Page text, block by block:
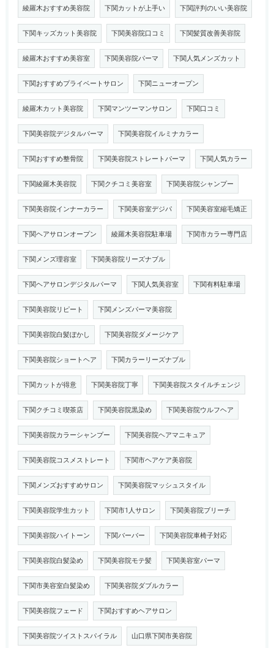
綾羅木おすすめ美容院 下関カットが上手い 下関評判のいい美容院
下関キッズカット美容院 下関美容院口コミ 下関髪質改善美容院
綾羅木おすすめ美容室 下関美容院パーマ 下関人気メンズカット
下関おすすめプライベートサロン 下関ニューオープン
綾羅木カット美容院 下関マンツーマンサロン 下関口コミ
下関美容院デジタルパーマ 下関美容院イルミナカラー
下関おすすめ整骨院 下関美容院ストレートパーマ 下関人気カラー
下関綾羅木美容院 下関クチコミ美容室 下関美容院シャンプー
下関美容院インナーカラー 下関美容室デジパ 下関美容室縮毛矯正
下関ヘアサロンオープン 綾羅木美容院駐車場 下関市カラー専門店
下関メンズ理容室 下関美容院リーズナブル
下関ヘアサロンデジタルパーマ 下関人気美容室 下関有料駐車場
下関美容院リピート 下関メンズパーマ美容院
下関美容院白髪ぼかし 下関美容院ダメージケア
下関美容院ショートヘア 下関カラーリーズナブル
下関カットが得意 下関美容院丁寧 下関美容院スタイルチェンジ
下関クチコミ喫茶店 下関美容院黒染め 下関美容院ウルフヘア
下関美容院カラーシャンプー 下関美容院ヘアマニキュア
下関美容院コスメストレート 下関市ヘアケア美容院
下関メンズおすすめサロン 下関美容院マッシュスタイル
下関美容院学生カット 下関市1人サロン 下関美容院ブリーチ
下関美容院ハイトーン 下関バーバー 下関美容院車椅子対応
下関美容院白髪染め 下関美容院モテ髪 下関美容室パーマ
下関市美容室白髪染め 下関美容院ダブルカラー
下関美容院フェード 下関おすすめヘアサロン
下関美容院ツイストスパイラル 山口県下関市美容院